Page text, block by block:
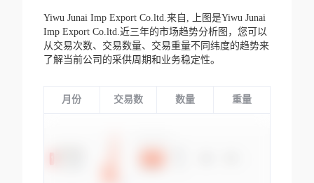
Yiwu Junai Imp Export Co.ltd.来自,
上图是Yiwu Junai
Imp Export Co.ltd.近三年的市场趋势分析图，您可以
从交易次数、交易数量、交易重量不同纬度的趋势来
了解当前公司的采供周期和业务稳定性。
月份 交易数 数量 重量